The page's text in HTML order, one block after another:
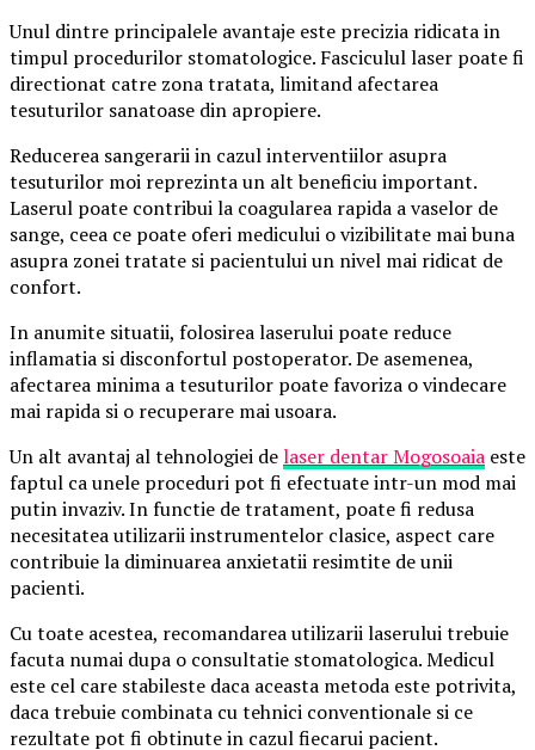
Unul dintre principalele avantaje este precizia ridicata in
timpul procedurilor stomatologice. Fasciculul laser poate fi
directionat catre zona tratata, limitand afectarea
tesuturilor sanatoase din apropiere.
Reducerea sangerarii in cazul interventiilor asupra
tesuturilor moi reprezinta un alt beneficiu important.
Laserul poate contribui la coagularea rapida a vaselor de
sange, ceea ce poate oferi medicului o vizibilitate mai buna
asupra zonei tratate si pacientului un nivel mai ridicat de
confort.
In anumite situatii, folosirea laserului poate reduce
inflamatia si disconfortul postoperator. De asemenea,
afectarea minima a tesuturilor poate favoriza o vindecare
mai rapida si o recuperare mai usoara.
Un alt avantaj al tehnologiei delaser dentar Mogosoaia este
faptul ca unele proceduri pot fi efectuate intr-un mod mai
putin invaziv. In functie de tratament, poate fi redusa
necesitatea utilizarii instrumentelor clasice, aspect care
contribuie la diminuarea anxietatii resimtite de unii
pacienti.
Cu toate acestea, recomandarea utilizarii laserului trebuie
facuta numai dupa o consultatie stomatologica. Medicul
este cel care stabileste daca aceasta metoda este potrivita,
daca trebuie combinata cu tehnici conventionale si ce
rezultate pot fi obtinute in cazul fiecarui pacient.